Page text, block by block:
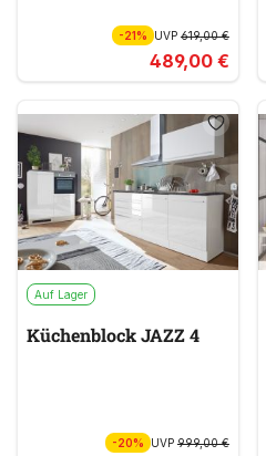
-21% UVP 619,00 €
489,00 €
Auf Lager
Küchenblock JAZZ 4
-20% UVP 999,00 €